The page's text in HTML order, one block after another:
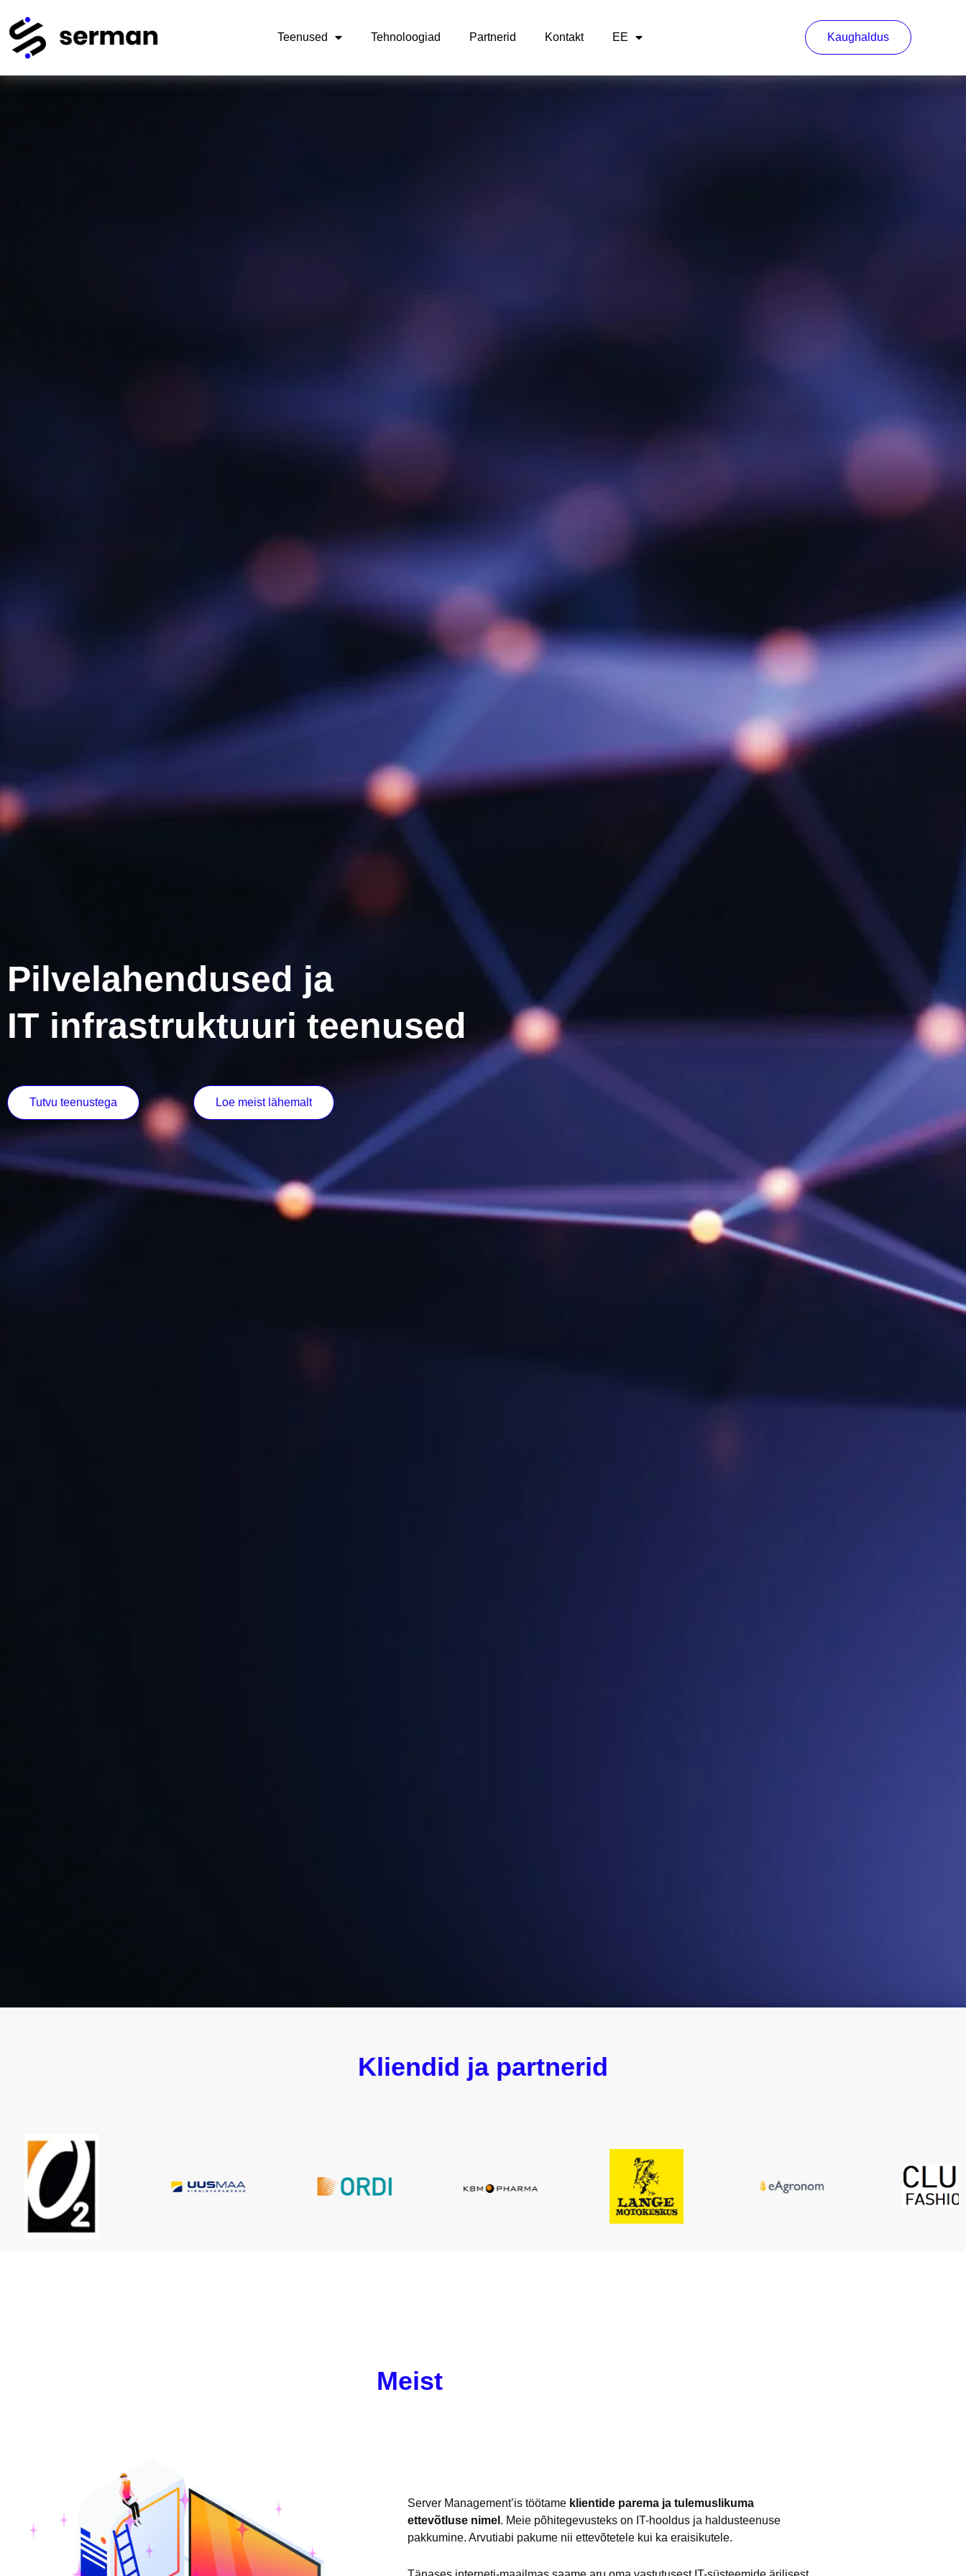
Teenused Tehnoloogiad Partnerid Kontakt EE Kaughaldus
Pilvelahendused ja
IT infrastruktuuri teenused
Tutvu teenustega Loe meist lähemalt
Kliendid ja partnerid
Meist
Server Management’is töötame klientide parema ja tulemuslikuma
ettevõtluse nimel . Meie põhitegevusteks on IT-hooldus ja haldusteenuse
pakkumine. Arvutiabi pakume nii ettevõtetele kui ka eraisikutele.